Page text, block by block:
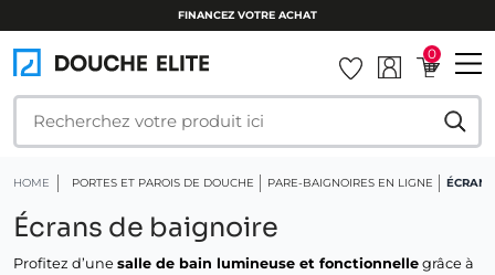
FINANCEZ VOTRE ACHAT
0
HOME PORTES ET PAROIS DE DOUCHE PARE-BAIGNOIRES EN LIGNE
Écrans de baignoire
Profitez d’une salle de bain lumineuse et fonctionnelle grâce à